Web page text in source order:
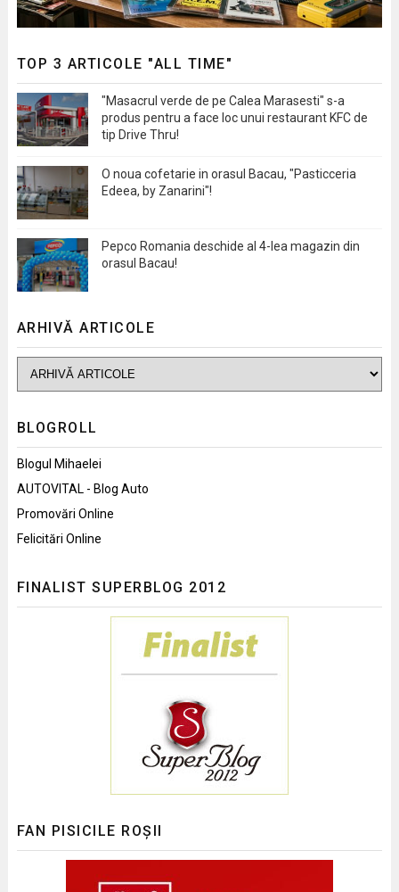
TOP 3 ARTICOLE "ALL TIME"
"Masacrul verde de pe Calea Marasesti" s-a
produs pentru a face loc unui restaurant KFC de
tip Drive Thru!
O noua cofetarie in orasul Bacau, "Pasticceria
Edeea, by Zanarini"!
Pepco Romania deschide al 4-lea magazin din
orasul Bacau!
ARHIVĂ ARTICOLE
BLOGROLL
Blogul Mihaelei
AUTOVITAL - Blog Auto
Promovări Online
Felicitări Online
FINALIST SUPERBLOG 2012
FAN PISICILE ROȘII